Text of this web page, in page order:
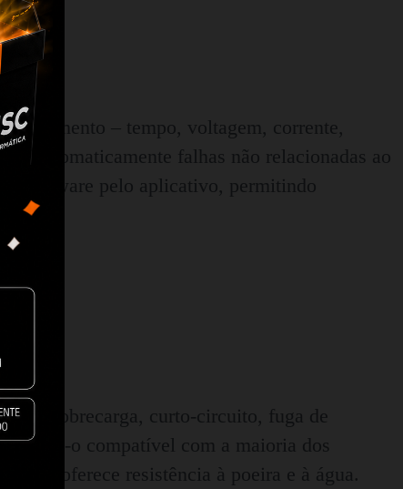
– tempo, voltagem, corrente,
automaticamente falhas não relacionadas ao
o software pelo aplicativo, permitindo
sobrecarga, curto-circuito, fuga de
o compatível com a maioria dos
oferece resistência à poeira e à água.